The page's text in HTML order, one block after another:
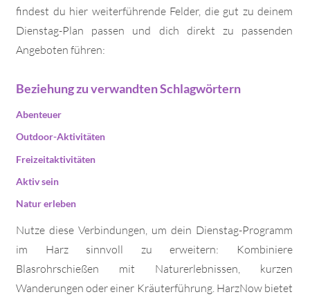
findest du hier weiterführende Felder, die gut zu deinem
Dienstag-Plan passen und dich direkt zu passenden
Angeboten führen:
Beziehung zu verwandten Schlagwörtern
Abenteuer
Outdoor-Aktivitäten
Freizeitaktivitäten
Aktiv sein
Natur erleben
Nutze diese Verbindungen, um dein Dienstag-Programm
im Harz sinnvoll zu erweitern: Kombiniere
Blasrohrschießen mit Naturerlebnissen, kurzen
Wanderungen oder einer Kräuterführung. HarzNow bietet